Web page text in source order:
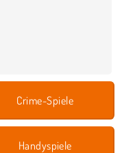
Crime-Spiele
Handyspiele